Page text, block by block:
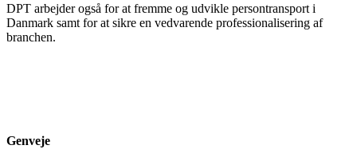
DPT arbejder også for at fremme og udvikle persontransport i
Danmark samt for at sikre en vedvarende professionalisering af
branchen.
Genveje